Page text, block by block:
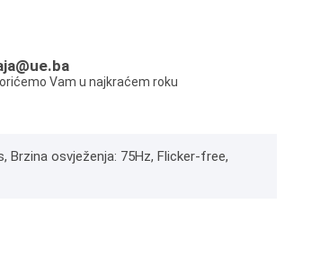
Vam u najkraćem roku
Brzina osvježenja: 75Hz, Flicker-free,